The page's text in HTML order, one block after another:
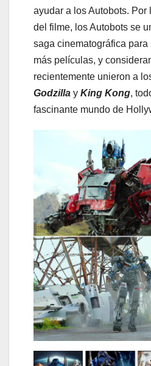
ayudar a los Autobots. Por
del filme, los Autobots se
saga cinematográfica
más películas, y
recientemente unieron a
Godzilla y King Kong,
fascinante mundo de